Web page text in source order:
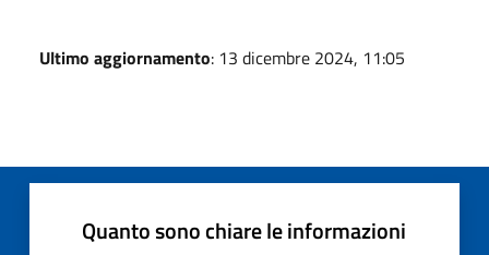
Ultimo aggiornamento: 13 dicembre 2024, 11:05
Quanto sono chiare le informazioni